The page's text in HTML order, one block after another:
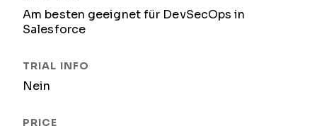
Am besten geeignet für DevSecOps in
Salesforce
Nein